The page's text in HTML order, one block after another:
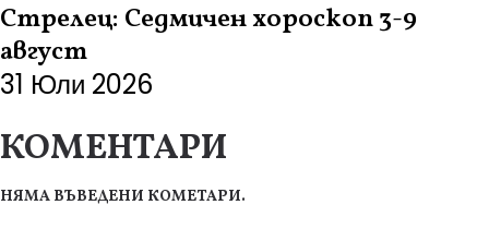
Стрелец: Седмичен хороскоп 3-9
август
31 Юли 2026
КОМЕНТАРИ
НЯМА ВЪВЕДЕНИ КОМЕТАРИ.